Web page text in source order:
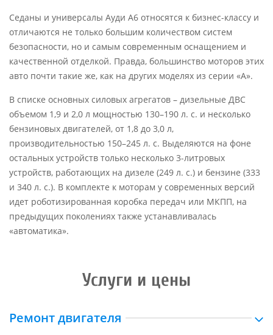
Седаны и универсалы Ауди А6 относятся к бизнес-классу и
отличаются не только большим количеством систем
безопасности, но и самым современным оснащением и
качественной отделкой. Правда, большинство моторов этих
авто почти такие же, как на других моделях из серии «А».
В списке основных силовых агрегатов – дизельные ДВС
объемом 1,9 и 2,0 л мощностью 130–190 л. с. и несколько
бензиновых двигателей, от 1,8 до 3,0 л,
производительностью 150–245 л. с. Выделяются на фоне
остальных устройств только несколько 3-литровых
устройств, работающих на дизеле (249 л. с.) и бензине (333
и 340 л. с.). В комплекте к моторам у современных версий
идет роботизированная коробка передач или МКПП, на
предыдущих поколениях также устанавливалась
«автоматика».
Услуги и цены
Ремонт двигателя